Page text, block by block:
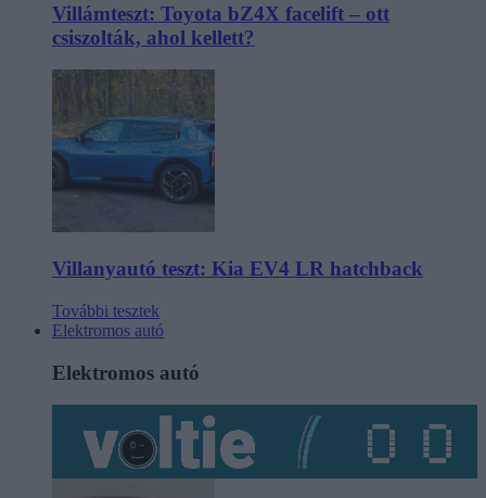
Villámteszt: Toyota bZ4X facelift – ott
csiszolták, ahol kellett?
Villanyautó teszt: Kia EV4 LR hatchback
További tesztek
Elektromos autó
Elektromos autó